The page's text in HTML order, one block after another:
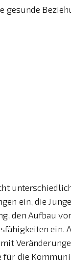
gesunde
ein, die
den Aufbau
ein.
für die